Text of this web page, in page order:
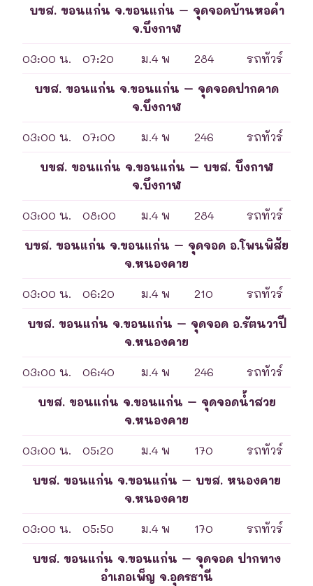
บขส. ขอนแก่น จ.ขอนแก่น – จุดจอดบ้านหอคำ
จ.บึงกาฬ
03:00 น. 07:20 ม.4 พ 284 รถทัวร์
บขส. ขอนแก่น จ.ขอนแก่น – จุดจอดปากคาด
จ.บึงกาฬ
03:00 น. 07:00 ม.4 พ 246 รถทัวร์
บขส. ขอนแก่น จ.ขอนแก่น – บขส. บึงกาฬ
จ.บึงกาฬ
03:00 น. 08:00 ม.4 พ 284 รถทัวร์
บขส. ขอนแก่น จ.ขอนแก่น – จุดจอด อ.โพนพิสัย
จ.หนองคาย
03:00 น. 06:20 ม.4 พ 210 รถทัวร์
บขส. ขอนแก่น จ.ขอนแก่น – จุดจอด อ.รัตนวาปี
จ.หนองคาย
03:00 น. 06:40 ม.4 พ 246 รถทัวร์
บขส. ขอนแก่น จ.ขอนแก่น – จุดจอดน้ำสวย
จ.หนองคาย
03:00 น. 05:20 ม.4 พ 170 รถทัวร์
บขส. ขอนแก่น จ.ขอนแก่น – บขส. หนองคาย
จ.หนองคาย
03:00 น. 05:50 ม.4 พ 170 รถทัวร์
บขส. ขอนแก่น จ.ขอนแก่น – จุดจอด ปากทาง
อำเภอเพ็ญ จ.อุดรธานี